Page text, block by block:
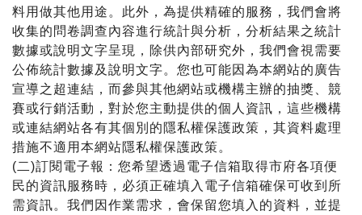
料用做其他用途。此外，為提供精確的服務，我們會將
收集的問卷調查內容進行統計與分析，分析結果之統計
數據或說明文字呈現，除供內部研究外，我們會視需要
公佈統計數據及說明文字。您也可能因為本網站的廣告
宣導之超連結，而參與其他網站或機構主辦的抽獎、競
賽或行銷活動，對於您主動提供的個人資訊，這些機構
或連結網站各有其個別的隱私權保護政策，其資料處理
措施不適用本網站隱私權保護政策。
(二)訂閱電子報：您希望透過電子信箱取得市府各項便
民的資訊服務時，必須正確填入電子信箱確保可收到所
需資訊。我們因作業需求，會保留您填入的資料，並提